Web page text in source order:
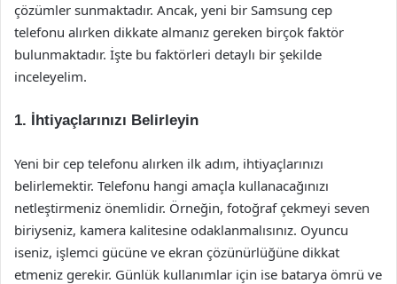
çözümler sunmaktadır. Ancak, yeni bir Samsung cep
telefonu alırken dikkate almanız gereken birçok faktör
bulunmaktadır. İşte bu faktörleri detaylı bir şekilde
inceleyelim.
1. İhtiyaçlarınızı Belirleyin
Yeni bir cep telefonu alırken ilk adım, ihtiyaçlarınızı
belirlemektir. Telefonu hangi amaçla kullanacağınızı
netleştirmeniz önemlidir. Örneğin, fotoğraf çekmeyi seven
biriyseniz, kamera kalitesine odaklanmalısınız. Oyuncu
iseniz, işlemci gücüne ve ekran çözünürlüğüne dikkat
etmeniz gerekir. Günlük kullanımlar için ise batarya ömrü ve